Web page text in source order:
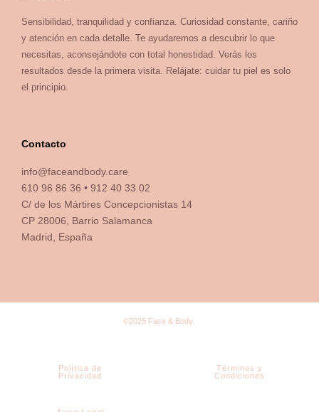
Sensibilidad, tranquilidad y confianza. Curiosidad constante, cariño
y atención en cada detalle. Te ayudaremos a descubrir lo que
necesitas, aconsejándote con total honestidad. Verás los
resultados desde la primera visita. Relájate: cuidar tu piel es solo
el principio.
Contacto
info@faceandbody.care
610 96 86 36 • 912 40 33 02
C/ de los Mártires Concepcionistas 14
CP 28006, Barrio Salamanca
Madrid, España
©2025 Face & Body.
Política de
Privacidad
Términos y
Condiciones